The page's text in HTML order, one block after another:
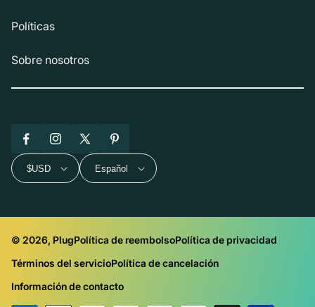
Políticas
Sobre nosotros
FacebookInstagram
X
(Twitter)
Pinterest
$USD Español
© 2026, PlugPolítica de reembolsoPolítica de privacidad
Términos del servicioPolítica de cancelación
Información de contacto
Métodos